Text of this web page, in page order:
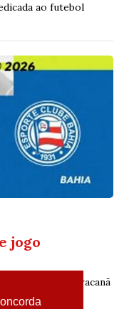
ao futebol
jogo
feira no Maracanã